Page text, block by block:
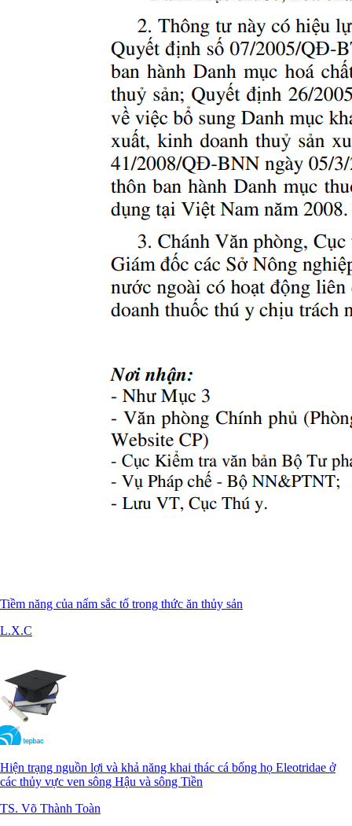
Tiềm năng của nấm sắc tố trong thức ăn thủy sản
L.X.C
Hiện trạng nguồn lợi và khả năng khai thác cá bống họ Eleotridae ở
các thủy vực ven sông Hậu và sông Tiền
TS. Võ Thành Toàn